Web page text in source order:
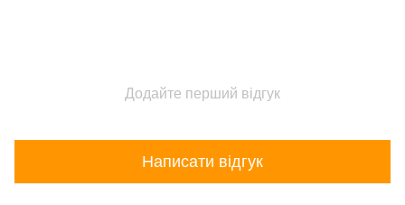
Додайте перший відгук
Написати відгук